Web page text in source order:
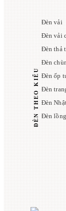
ĐÈN THEO KIỂU
Đèn vải
Đèn vải
Đèn thả
Đèn
Đèn ốp
Đèn
Đèn
Đèn